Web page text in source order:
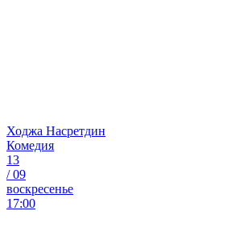
Ходжа Насретдин
Комедия
13
/09
воскресенье
17:00